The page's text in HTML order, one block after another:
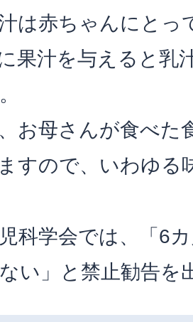
は赤ちゃんにとっ
果汁を与えると乳
お母さんが食べた
すので、いわゆる
科学会では、「6
い」と禁止勧告を